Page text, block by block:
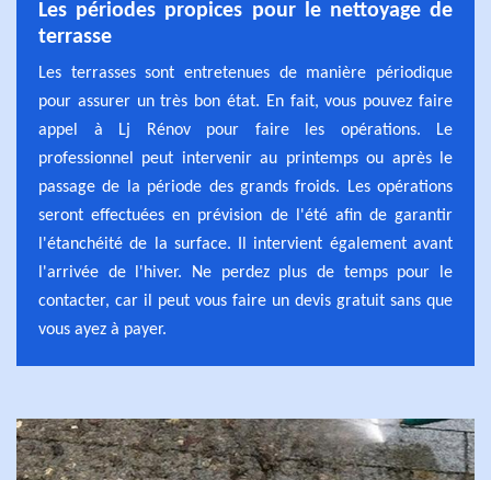
Les périodes propices pour le nettoyage de
terrasse
Les terrasses sont entretenues de manière périodique
pour assurer un très bon état. En fait, vous pouvez faire
appel à Lj Rénov pour faire les opérations. Le
professionnel peut intervenir au printemps ou après le
passage de la période des grands froids. Les opérations
seront effectuées en prévision de l'été afin de garantir
l'étanchéité de la surface. Il intervient également avant
l'arrivée de l'hiver. Ne perdez plus de temps pour le
contacter, car il peut vous faire un devis gratuit sans que
vous ayez à payer.